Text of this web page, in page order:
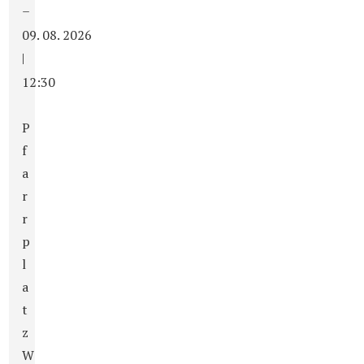
–
09. 08. 2026
|
12:30
P
f
a
r
r
p
l
a
t
z
W